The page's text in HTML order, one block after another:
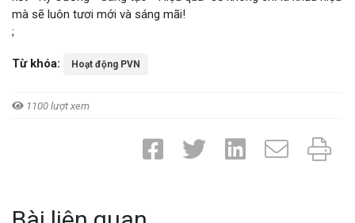
mà sẽ luôn tươi mới và sáng mãi!
;
Từ khóa: Hoạt động PVN
1100 lượt xem